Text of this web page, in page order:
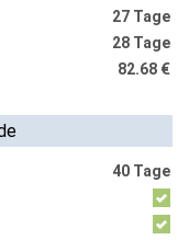
27 Tage
28 Tage
82.68 €
40 Tage